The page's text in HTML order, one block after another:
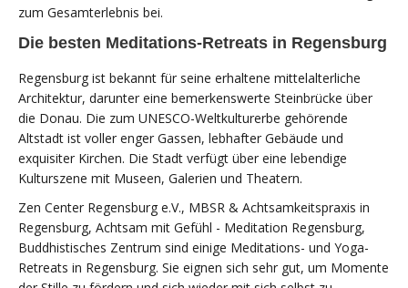
zum Gesamterlebnis bei.
Die besten Meditations-Retreats in Regensburg
Regensburg ist bekannt für seine erhaltene mittelalterliche
Architektur, darunter eine bemerkenswerte Steinbrücke über
die Donau. Die zum UNESCO-Weltkulturerbe gehörende
Altstadt ist voller enger Gassen, lebhafter Gebäude und
exquisiter Kirchen. Die Stadt verfügt über eine lebendige
Kulturszene mit Museen, Galerien und Theatern.
Zen Center Regensburg e.V., MBSR & Achtsamkeitspraxis in
Regensburg, Achtsam mit Gefühl - Meditation Regensburg,
Buddhistisches Zentrum sind einige Meditations- und Yoga-
Retreats in Regensburg. Sie eignen sich sehr gut, um Momente